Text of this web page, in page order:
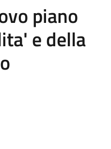
piano
e della